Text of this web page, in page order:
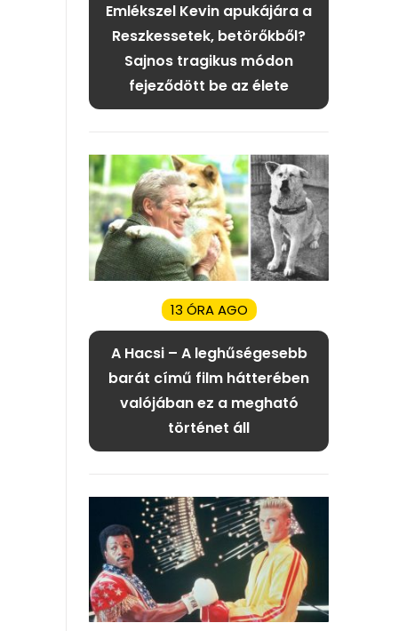
Emlékszel Kevin apukájára a
Reszkessetek, betörőkből?
Sajnos tragikus módon
fejeződött be az élete
13 ÓRA AGO
A Hacsi – A leghűségesebb
barát című film hátterében
valójában ez a megható
történet áll